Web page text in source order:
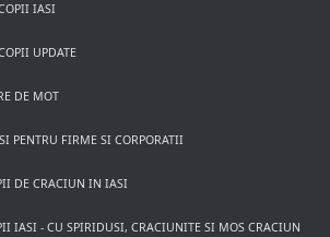
IASI
UPDATE
DE MOT
PENTRU FIRME SI CORPORATII
DE CRACIUN IN IASI
IASI - CU SPIRIDUSI, CRACIUNITE SI MOS CRACIUN